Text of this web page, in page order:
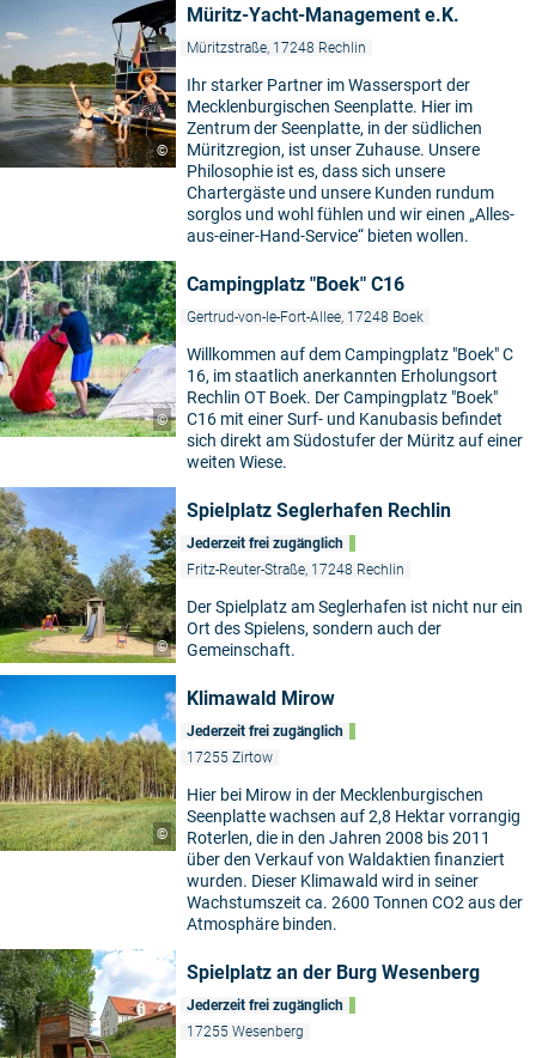
©
Müritz-Yacht-Management e.K.
Müritzstraße, 17248 Rechlin
Ihr starker Partner im Wassersport der
Mecklenburgischen Seenplatte. Hier im
Zentrum der Seenplatte, in der südlichen
Müritzregion, ist unser Zuhause. Unsere
Philosophie ist es, dass sich unsere
Chartergäste und unsere Kunden rundum
sorglos und wohl fühlen und wir einen „Alles-
aus-einer-Hand-Service“ bieten wollen.
©
Campingplatz "Boek" C16
Gertrud-von-le-Fort-Allee, 17248 Boek
Willkommen auf dem Campingplatz "Boek" C
16, im staatlich anerkannten Erholungsort
Rechlin OT Boek. Der Campingplatz "Boek"
C16 mit einer Surf- und Kanubasis befindet
sich direkt am Südostufer der Müritz auf einer
weiten Wiese.
©
Spielplatz Seglerhafen Rechlin
Jederzeit frei zugänglich
Fritz-Reuter-Straße, 17248 Rechlin
Der Spielplatz am Seglerhafen ist nicht nur ein
Ort des Spielens, sondern auch der
Gemeinschaft.
©
Klimawald Mirow
Jederzeit frei zugänglich
17255 Zirtow
Hier bei Mirow in der Mecklenburgischen
Seenplatte wachsen auf 2,8 Hektar vorrangig
Roterlen, die in den Jahren 2008 bis 2011
über den Verkauf von Waldaktien finanziert
wurden. Dieser Klimawald wird in seiner
Wachstumszeit ca. 2600 Tonnen CO2 aus der
Atmosphäre binden.
Spielplatz an der Burg Wesenberg
Jederzeit frei zugänglich
17255 Wesenberg